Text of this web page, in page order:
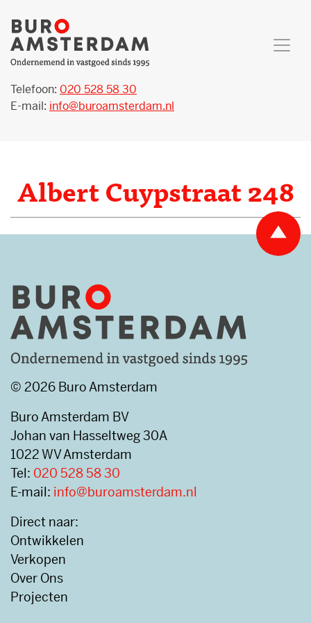
Telefoon: 020 528 58 30
E-mail: info@buroamsterdam.nl
Albert Cuypstraat 248
© 2026 Buro Amsterdam
Buro Amsterdam BV
Johan van Hasseltweg 30A
1022 WV Amsterdam
Tel: 020 528 58 30
E-mail: info@buroamsterdam.nl
Direct naar:
Ontwikkelen
Verkopen
Over Ons
Projecten